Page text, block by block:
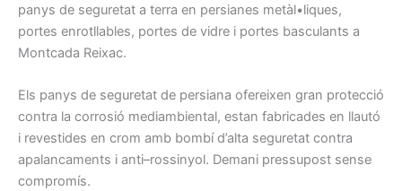
panys de seguretat a terra en persianes metàl•liques,
portes enrotllables, portes de vidre i portes basculants a
Montcada Reixac.
Els panys de seguretat de persiana ofereixen gran protecció
contra la corrosió mediambiental, estan fabricades en llautó
i revestides en crom amb bombí d’alta seguretat contra
apalancaments i anti–rossinyol. Demani pressupost sense
compromís.